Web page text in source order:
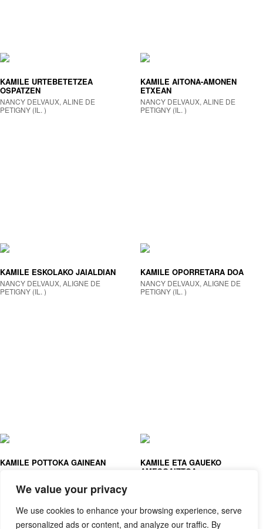
We value your privacy
We use cookies to enhance your browsing experience, serve
personalized ads or content, and analyze our traffic. By
KAMILE URTEBETETZEA
OSPATZEN
NANCY DELVAUX, ALINE DE
PETIGNY (IL. )
KAMILE AITONA-AMONEN
ETXEAN
NANCY DELVAUX, ALINE DE
PETIGNY (IL. )
KAMILE ESKOLAKO JAIALDIAN
NANCY DELVAUX, ALIGNE DE
PETIGNY (IL. )
KAMILE OPORRETARA DOA
NANCY DELVAUX, ALIGNE DE
PETIGNY (IL. )
KAMILE POTTOKA GAINEAN KAMILE ETA GAUEKO
AMESGAIZTOA